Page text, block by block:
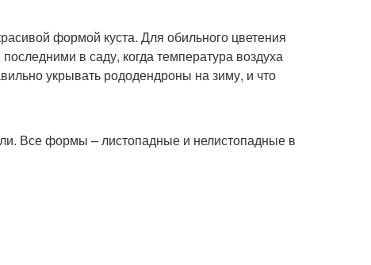
формой куста. Для обильного цветения
в саду, когда температура воздуха
укрывать рододендроны на зиму, и что
Все формы – листопадные и нелистопадные в